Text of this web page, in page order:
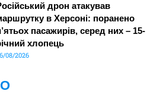
дрон атакував
в Херсоні: поранено
пасажирів, серед них – 15-
хлопець
08/2026